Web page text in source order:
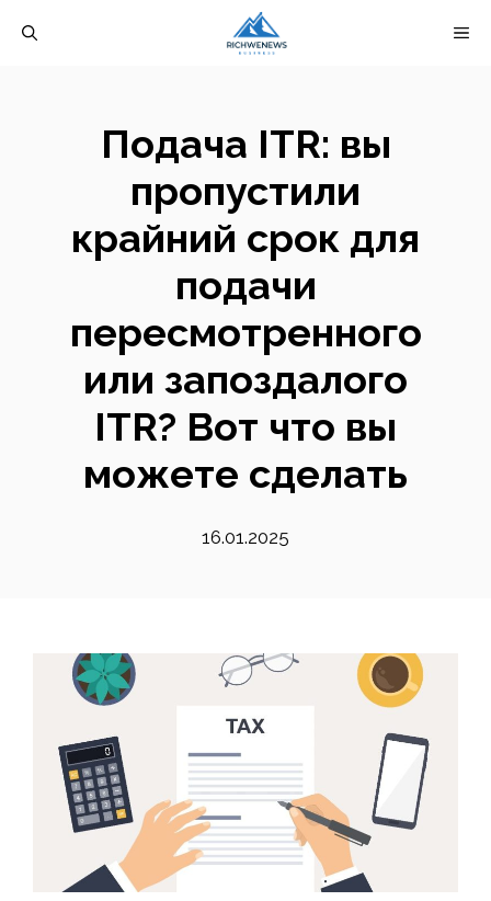
Подача ITR: вы
пропустили
крайний срок для
подачи
пересмотренного
или запоздалого
ITR? Вот что вы
можете сделать
16.01.2025